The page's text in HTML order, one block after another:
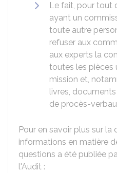
Le fait, pour tout
ayant un
toute autre
refuser aux
aux experts la
toutes les pièces
mission et,
livres,
de procès-
Pour en savoir plus sur la
informations en matière
questions a été publiée
l'Audit :